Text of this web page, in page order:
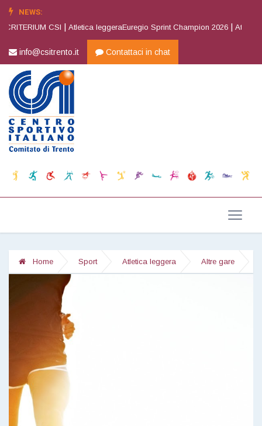
NEWS:
CSI |Atletica leggeraEuregio Sprint Champion 2026 |Atletica
info@csitrento.it Contattaci in chat
Home Sport Atletica leggera Altre gare